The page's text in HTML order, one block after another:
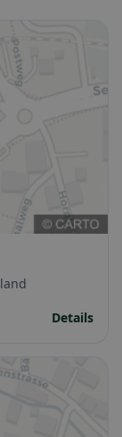
Details